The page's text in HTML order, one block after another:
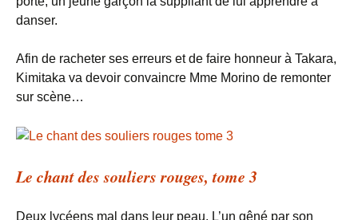
danser.
Afin de racheter ses erreurs et de faire honneur à Takara,
Kimitaka va devoir convaincre Mme Morino de remonter
sur scène…
Le chant des souliers rouges, tome 3
Deux lycéens mal dans leur peau. L’un gêné par son